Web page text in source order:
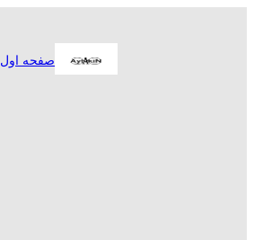
صفحه اول